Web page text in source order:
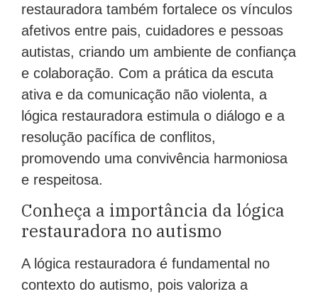
restauradora também fortalece os vínculos
afetivos entre pais, cuidadores e pessoas
autistas, criando um ambiente de confiança
e colaboração. Com a prática da escuta
ativa e da comunicação não violenta, a
lógica restauradora estimula o diálogo e a
resolução pacífica de conflitos,
promovendo uma convivência harmoniosa
e respeitosa.
Conheça a importância da lógica
restauradora no autismo
A lógica restauradora é fundamental no
contexto do autismo, pois valoriza a